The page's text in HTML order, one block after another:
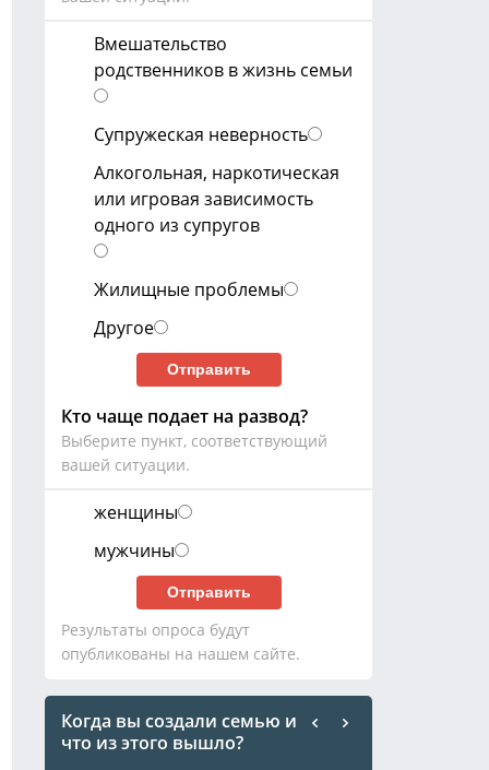
Вмешательство
родственников в жизнь семьи
Супружеская неверность
Алкогольная, наркотическая
или игровая зависимость
одного из супругов
Жилищные проблемы
Другое
Кто чаще подает на развод?
Выберите пункт, соответствующий
вашей ситуации.
женщины
мужчины
Результаты опроса будут
опубликованы на нашем сайте.
Когда вы создали семью и
что из этого вышло?